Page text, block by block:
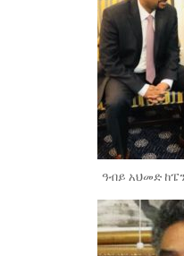
ዓብይ አህመድ